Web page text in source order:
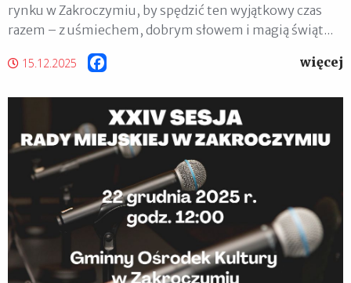
rynku w Zakroczymiu, by spędzić ten wyjątkowy czas
razem – z uśmiechem, dobrym słowem i magią świąt...
15.12.2025 więcej